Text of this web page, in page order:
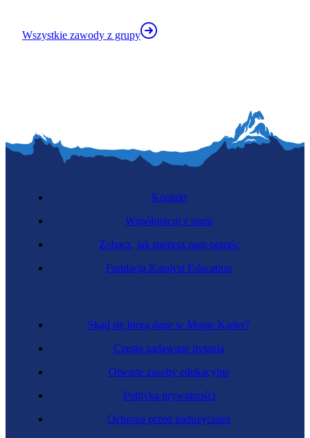
Wszystkie zawody z grupy
Skąd się biorą dane w Mapie Karier?
Często zadawane pytania
Otwarte zasoby edukacyjne
Polityka prywatności
Ochrona przed nadużyciami
Kontakt
Współpracuj z nami
Zobacz, jak możesz nam pomóc
Fundacja Katalyst Education